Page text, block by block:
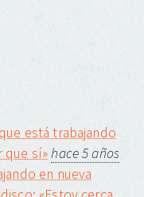
está trabajando
que sí» hace 5 años
en nueva